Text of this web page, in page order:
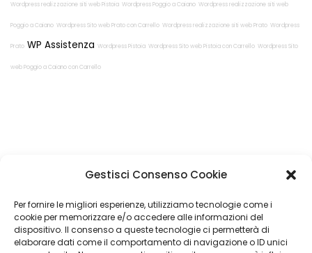
Gestisci Consenso Cookie
Per fornire le migliori esperienze, utilizziamo tecnologie come i
cookie per memorizzare e/o accedere alle informazioni del
dispositivo. Il consenso a queste tecnologie ci permetterà di
elaborare dati come il comportamento di navigazione o ID unici
Wordpress realizzazione siti web Pistoia Wordpress Poggio a Caiano Wordpress realizzazione siti web
Poggio a Caiano Wordpress Sito web Prato con Carrello Wordpress realizzazione siti web Prato Wordpress
Prato WP Assistenza Wordpress Pistoia Wordpress Sito web Pistoia con Carrello Wordpress Sito
web Poggio a Caiano con Carrello
Restiamo in
contatto!